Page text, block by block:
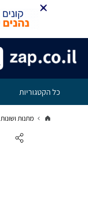
כל הקטגוריות
מתנות ושונות